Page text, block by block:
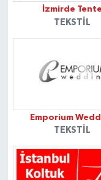
İzmirde Tente
TEKSTIL
Emporium
TEKSTIL